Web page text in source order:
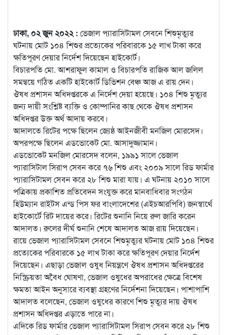
ঢাকা, ০২ জুন ২০২২ : ভেজাল প্যারাসিটামল সেবনে শিশুমৃত্যুর
ঘটনায় মোট ১০৪ শিশুর প্রত্যেকের পরিবারকে ১৫ লাখ টাকা করে
ক্ষতিপূরণ দেয়ার নির্দেশ দিয়েছেন হাইকোর্ট।
বিচারপতি মো. আশরাফুল কামাল ও বিচারপতিরাজিক আল জলিল
সমন্বয়ে গঠিত একটি হাইকোর্ট ডিভিশন বেঞ্চ আজ এ রায় দেন।
ঔষধ প্রশাসন অধিদপ্তরকে এ নির্দেশ দেয়া হয়েছে। ১০৪ শিশু মৃত্যুর
জন্য দায়ী সংশ্লিষ্ট ব্যক্তি ও কোম্পানির কাছ থেকে ঔষধ প্রশাসন
অধিদপ্তর উক্ত অর্থ আদায় করবে।
আদালতে রিটের পক্ষে ছিলেন জ্যেষ্ঠ আইনজীবী মনজিল মোরসেদ।
অপরপক্ষে ছিলেন এডভোকেট মো. আসাদুজ্জামান।
এডভোকেট মনজিল মোরসেদ বলেন, ১৯৯১ সালে ভেজাল
প্যারাসিটাল সিরাপ সেবন করে ৭৬ শিশু এবং ২০০৯ সালে রিড ফার্মার
প্যারাসিটামল সেবন করে ২৮ শিশু মারা যায়। এ ঘটনায় ২০১০ সালে
পত্রিকায় প্রকাশিত প্রতিবেদন সংযুক্ত করে মানবাধিবার সংগঠন
হিউম্যান রাইটস এন্ড পিস ফর বাংলাদেশের (এইচআরপিবি) জনস্বার্থে
হাইকোর্টে রিট দায়ের করে। রিটের শুনানি নিয়ে রুল জারি করেন
আদালত। রুলের দীর্ঘ শুনানি শেষে আদালত আজ রায় দিয়েছেন।
রায়ে ভেজাল প্যারাসিটামল সেবনে শিশুমৃত্যুর ঘটনায় মোট ১০৪ শিশুর
প্রত্যেকের পরিবারকে ১৫ লাখ টাকা করে ক্ষতিপূরণ দেয়ার নির্দেশ
দিয়েছেন। এছাড়া ভেজাল ওষুধ নিয়ন্ত্রণে ঔষধ প্রশাসন অধিদপ্তরের
নিস্ক্রিয়তা অবৈধ ঘোষণা, ভেজাল ওষুধের অপরাধের ক্ষেত্রে বিশেষ
ক্ষমতা আইন অনুসারে ব্যবস্থা গ্রহণের নির্দেশনা দিয়েছেন। পাশাপাশি
আদালত বলেছেন, ভেজাল ওষুধের কারণে শিশু মৃত্যুর দায় ঔষধ
প্রশাসন অধিদপ্তর এড়াতে পারে না।
এদিকে রিড ফার্মার ভেজাল প্যারাসিটামল সিরাপ সেবন করে ২৮ শিশু